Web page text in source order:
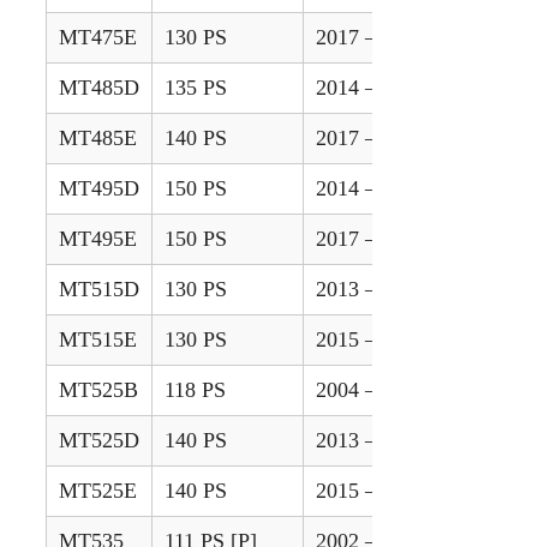
MT475E 130 PS 2017 – 2020
MT485D 135 PS 2014 – 2016
MT485E 140 PS 2017 – 2020
MT495D 150 PS 2014 – 2016
MT495E 150 PS 2017 – 2020
MT515D 130 PS 2013 – 2014
MT515E 130 PS 2015 – 2020
MT525B 118 PS 2004 – 2011
MT525D 140 PS 2013 – 2014
MT525E 140 PS 2015 – 2020
MT535 111 PS [P] 2002 – 2003